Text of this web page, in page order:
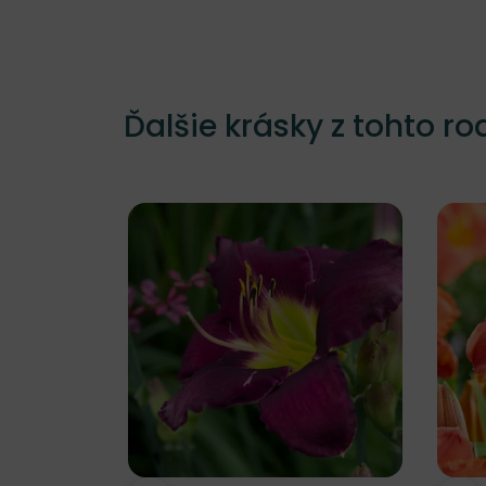
Ďalšie krásky z tohto